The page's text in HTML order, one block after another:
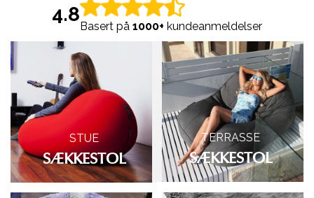
4.8Basert på 1000+ kundeanmeldelser
STUE
SÆKKESTOL
TERRASSE
SÆKKESTOL